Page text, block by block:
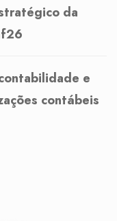
da
e
contábeis